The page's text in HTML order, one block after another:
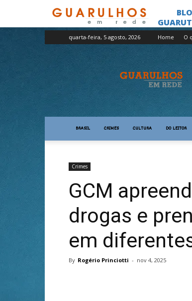
quarta-feira, 5 agosto, 2026 Home O
Guarulhos
em
Rede
BRASIL CRIMES CULTURA DO LEITOR
Crimes
GCM
drogas e
em
By Rogério Princiotti - nov 4, 2025